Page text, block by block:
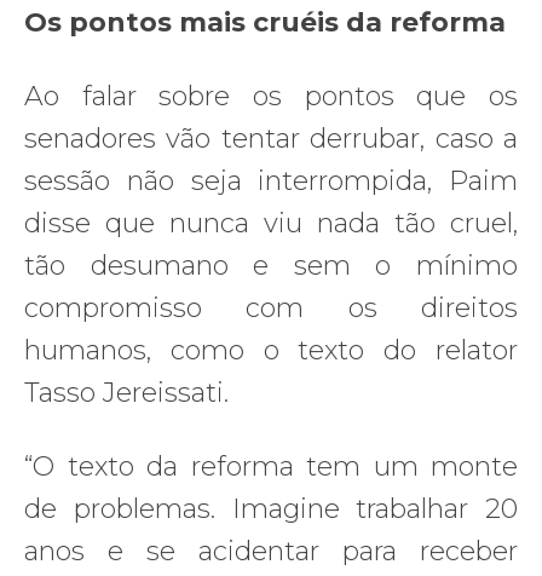
Os pontos mais cruéis da reforma
Ao falar sobre os pontos que os
senadores vão tentar derrubar, caso a
sessão não seja interrompida, Paim
disse que nunca viu nada tão cruel,
tão desumano e sem o mínimo
compromisso com os direitos
humanos, como o texto do relator
Tasso Jereissati.
“O texto da reforma tem um monte
de problemas. Imagine trabalhar 20
anos e se acidentar para receber